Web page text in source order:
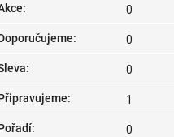
: 0
: 0
: 0
: 1
: 0